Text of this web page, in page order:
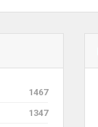
1467
1347